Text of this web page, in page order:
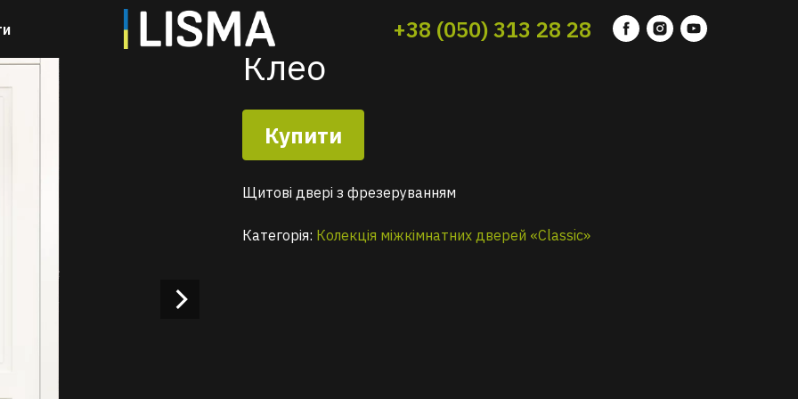
+38 (050) 313 28 28
Клео
Купити
Щитові двері з фрезеруванням
Категорія: Колекція міжкімнатних дверей «Classic»